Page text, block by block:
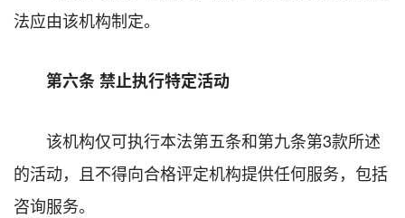
法应由该机构制定。
第六条 禁止执行特定活动
该机构仅可执行本法第五条和第九条第3款所述
的活动，且不得向合格评定机构提供任何服务，包括
咨询服务。